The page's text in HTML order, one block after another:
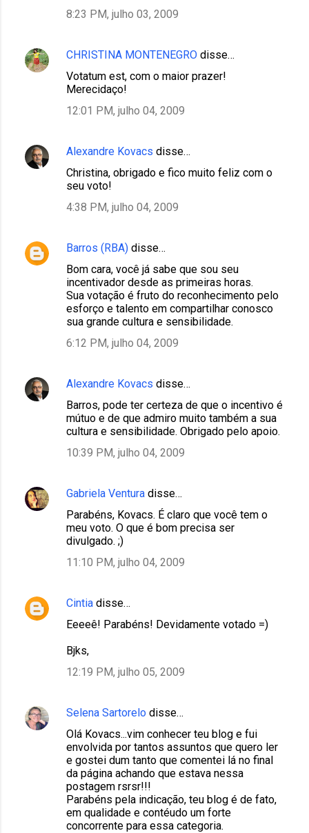
8:23 PM, julho 03, 2009
CHRISTINA MONTENEGRO disse…
Votatum est, com o maior prazer!
Merecidaço!
12:01 PM, julho 04, 2009
Alexandre Kovacs disse…
Christina, obrigado e fico muito feliz com o
seu voto!
4:38 PM, julho 04, 2009
Barros (RBA) disse…
Bom cara, você já sabe que sou seu
incentivador desde as primeiras horas.
Sua votação é fruto do reconhecimento pelo
esforço e talento em compartilhar conosco
sua grande cultura e sensibilidade.
6:12 PM, julho 04, 2009
Alexandre Kovacs disse…
Barros, pode ter certeza de que o incentivo é
mútuo e de que admiro muito também a sua
cultura e sensibilidade. Obrigado pelo apoio.
10:39 PM, julho 04, 2009
Gabriela Ventura disse…
Parabéns, Kovacs. É claro que você tem o
meu voto. O que é bom precisa ser
divulgado. ;)
11:10 PM, julho 04, 2009
Cintia disse…
Eeeeê! Parabéns! Devidamente votado =)
Bjks,
12:19 PM, julho 05, 2009
Selena Sartorelo disse…
Olá Kovacs...vim conhecer teu blog e fui
envolvida por tantos assuntos que quero ler
e gostei dum tanto que comentei lá no final
da página achando que estava nessa
postagem rsrsr!!!
Parabéns pela indicação, teu blog é de fato,
em qualidade e contéudo um forte
concorrente para essa categoria.